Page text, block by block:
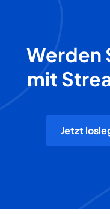
Werden
mit
Jetzt